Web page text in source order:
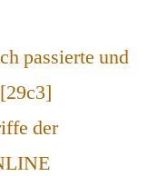
passierte und
der